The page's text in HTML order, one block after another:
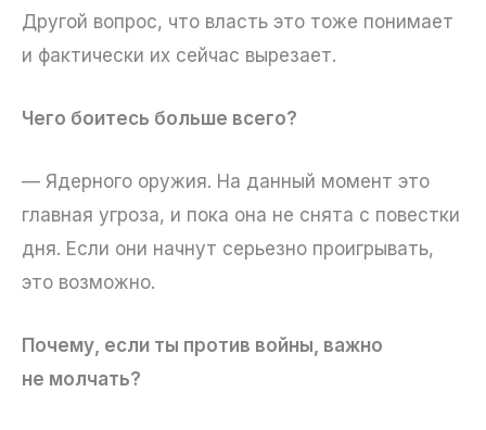
Другой вопрос, что власть это тоже понимает
и фактически их сейчас вырезает.
Чего боитесь больше всего?
— Ядерного оружия. На данный момент это
главная угроза, и пока она не снята с повестки
дня. Если они начнут серьезно проигрывать,
это возможно.
Почему, если ты против войны, важно
не молчать?